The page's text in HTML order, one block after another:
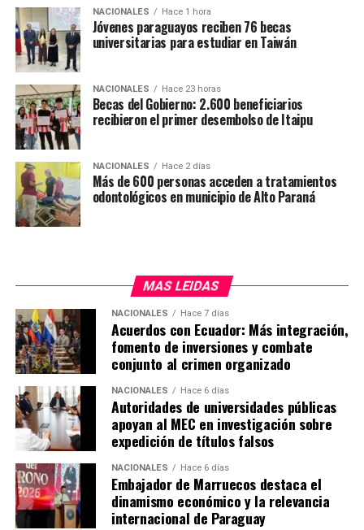
Paraguay, Hernández señaló que actualmente no existe
una presencia significativa en el país, a pesar de su
potencial. Reconoció la importancia de las grandes
generadoras de energía como Itaipu, pero destacó la
limitación de las líneas de transmisión, especialmente
en el norte del país, donde la demanda de energía es
alta.
inversión que Blue Tower Ventures Paraguay estaría
dispuesta a realizar en el país, Hernández explicó que
dependerá del tamaño de la planta solar, estimando una
NACIONALES Hace 1 hora
Jóvenes paraguayos reciben 76 becas
universitarias para estudiar en Taiwán
NACIONALES Hace 23 horas
Becas del Gobierno: 2.600 beneficiarios
recibieron el primer desembolso de Itaipu
NACIONALES Hace 2 días
Más de 600 personas acceden a tratamientos
odontológicos en municipio de Alto Paraná
MAS LEIDAS
NACIONALES Hace 7 días
Acuerdos con Ecuador: Más integración,
fomento de inversiones y combate
conjunto al crimen organizado
NACIONALES Hace 6 días
Autoridades de universidades públicas
apoyan al MEC en investigación sobre
expedición de títulos falsos
NACIONALES Hace 6 días
Embajador de Marruecos destaca el
dinamismo económico y la relevancia
internacional de Paraguay